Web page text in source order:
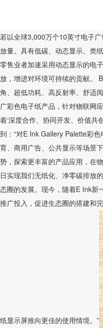
若以全球3,000万个10英寸电子
放量。具有低碳、动态显示、类
零售业者加速采用动态显示的电
放，增进对环境可持续的贡献。
角、超低功耗、高反射率、舒适
广彩色电子纸产品，针对物联网
着‘深度合作、协同开发、价值共
到：“对E Ink Gallery Palette彩
育、商用广告、公共显示等场景
势，探索更丰富的产品应用，在
日实现我们无纸化、净零碳排放
态圈的发展。现今，随着E Ink新
推广投入，促进生态圈的搭建和
纸显示屏推向更佳的使用情境。”